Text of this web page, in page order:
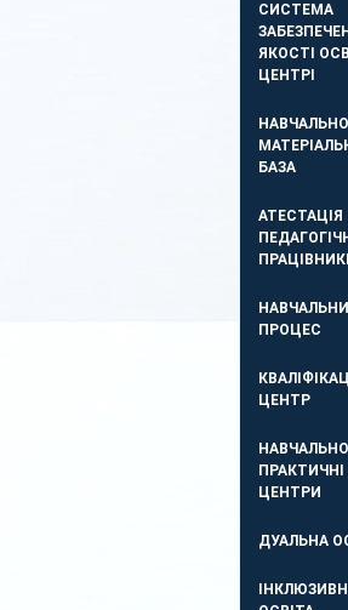
СИСТЕМА
ЯКОСТІ
ЦЕНТРІ
БАЗА
АТЕСТАЦІЯ
ПРОЦЕС
ЦЕНТР
ПРАКТИЧНІ
ЦЕНТРИ
ДУАЛЬНА